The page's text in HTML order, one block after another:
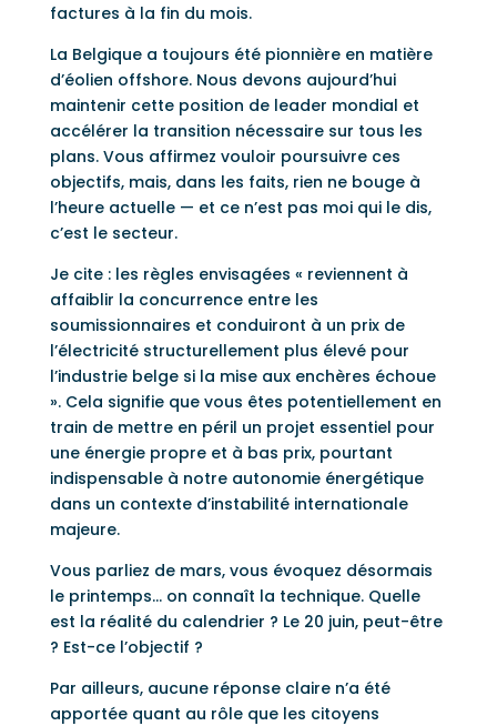
factures à la fin du mois.
La Belgique a toujours été pionnière en matière
d’éolien offshore. Nous devons aujourd’hui
maintenir cette position de leader mondial et
accélérer la transition nécessaire sur tous les
plans. Vous affirmez vouloir poursuivre ces
objectifs, mais, dans les faits, rien ne bouge à
l’heure actuelle — et ce n’est pas moi qui le dis,
c’est le secteur.
Je cite : les règles envisagées « reviennent à
affaiblir la concurrence entre les
soumissionnaires et conduiront à un prix de
l’électricité structurellement plus élevé pour
l’industrie belge si la mise aux enchères échoue
». Cela signifie que vous êtes potentiellement en
train de mettre en péril un projet essentiel pour
une énergie propre et à bas prix, pourtant
indispensable à notre autonomie énergétique
dans un contexte d’instabilité internationale
majeure.
Vous parliez de mars, vous évoquez désormais
le printemps… on connaît la technique. Quelle
est la réalité du calendrier ? Le 20 juin, peut-être
? Est-ce l’objectif ?
Par ailleurs, aucune réponse claire n’a été
apportée quant au rôle que les citoyens